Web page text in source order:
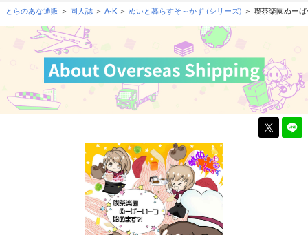
とらのあな通販 同人誌 A-K ぬいと暮らすそ～かず (シリーズ) 喫茶楽園ぬー